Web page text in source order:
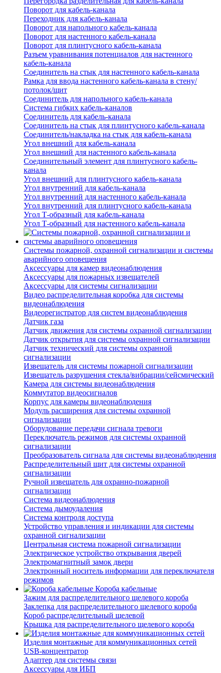
Поворот для кабель-канала
Переходник для кабель-канала
Поворот для напольного кабель-канала
Поворот для настенного кабель-канала
Поворот для плинтусного кабель-канала
Разъем уравнивания потенциалов для настенного
кабель-канала
Соединитель на стык для настенного кабель-канала
Рамка для ввода настенного кабель-канала в стену/
потолок/щит
Соединитель для напольного кабель-канала
Система гибких кабель-каналов
Соединитель для кабель-канала
Соединитель на стык для плинтусного кабель-канала
Соединитель/накладка на стык для кабель-канала
Угол внешний для кабель-канала
Угол внешний для настенного кабель-канала
Соединительный элемент для плинтусного кабель-
канала
Угол внешний для плинтусного кабель-канала
Угол внутренний для кабель-канала
Угол внутренний для настенного кабель-канала
Угол внутренний для плинтусного кабель-канала
Угол Т-образный для кабель-канала
Угол Т-образный для настенного кабель-канала
Системы пожарной, охранной сигнализации и системы
аварийного оповещения
Аксессуары для камер видеонаблюдения
Аксессуары для пожарных извещателей
Аксессуары для системы сигнализации
Видео распределительная коробка для системы
видеонаблюдения
Видеорегистратор для систем видеонаблюдения
Датчик газа
Датчик движения для системы охранной сигнализации
Датчик открытия для системы охранной сигнализации
Датчик технический для системы охранной
сигнализации
Извещатель для системы пожарной сигнализации
Извещатель разрушения стекла/вибрации/сейсмический
Камера для системы видеонаблюдения
Коммутатор видеосигналов
Корпус для камеры видеонаблюдения
Модуль расширения для системы охранной
сигнализации
Оборудование передачи сигнала тревоги
Переключатель режимов для системы охранной
сигнализации
Преобразователь сигнала для системы видеонаблюдения
Распределительный щит для системы охранной
сигнализации
Ручной извещатель для охранно-пожарной
сигнализации
Система видеонаблюдения
Система дымоудаления
Система контроля доступа
Устройство управления и индикации для системы
охранной сигнализации
Центральная система пожарной сигнализации
Электрическое устройство открывания дверей
Электромагнитный замок двери
Электронный носитель информации для переключателя
режимов
Короба кабельные
Зажим для распределительного щелевого короба
Заклепка для распределительного щелевого короба
Короб распределительный щелевой
Крышка для распределительного щелевого короба
Изделия монтажные для коммуникационных сетей
USB-концентратор
Адаптер для системы связи
Аксессуары для ИБП